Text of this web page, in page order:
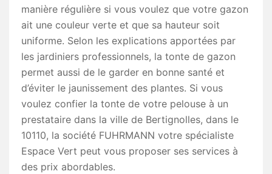
manière régulière si vous voulez que votre gazon
ait une couleur verte et que sa hauteur soit
uniforme. Selon les explications apportées par
les jardiniers professionnels, la tonte de gazon
permet aussi de le garder en bonne santé et
d’éviter le jaunissement des plantes. Si vous
voulez confier la tonte de votre pelouse à un
prestataire dans la ville de Bertignolles, dans le
10110, la société FUHRMANN votre spécialiste
Espace Vert peut vous proposer ses services à
des prix abordables.